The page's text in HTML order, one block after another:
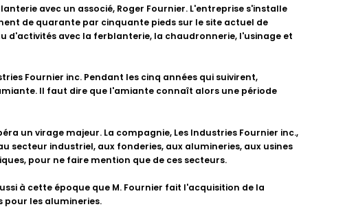
avec un associé, Roger Fournier. L'entreprise s'installe
de quarante par cinquante pieds sur le site actuel de
d'activités avec la ferblanterie, la chaudronnerie, l'usinage et
Fournier inc. Pendant les cinq années qui suivirent,
Il faut dire que l'amiante connaît alors une période
un virage majeur. La compagnie, Les Industries Fournier inc.,
industriel, aux fonderies, aux alumineries, aux usines
pour ne faire mention que de ces secteurs.
à cette époque que M. Fournier fait l'acquisition de la
pour les alumineries.